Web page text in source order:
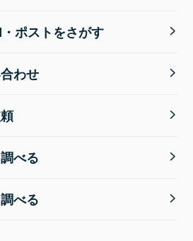
ポストをさがす
わせ
べる
べる